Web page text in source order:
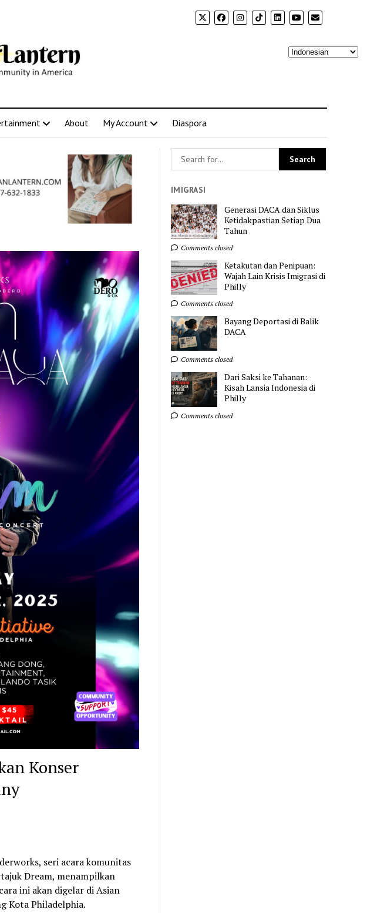
About My Account Diaspora
Konser
seri acara komunitas
Dream, menampilkan
ini akan digelar di Asian
Kota Philadelphia.
IMIGRASI
Generasi DACA dan Siklus
Ketidakpastian Setiap Dua
Tahun
Comments closed
Ketakutan dan Penipuan:
Wajah Lain Krisis Imigrasi di
Philly
Comments closed
Bayang Deportasi di Balik
DACA
Comments closed
Dari Saksi ke Tahanan:
Kisah Lansia Indonesia di
Philly
Comments closed